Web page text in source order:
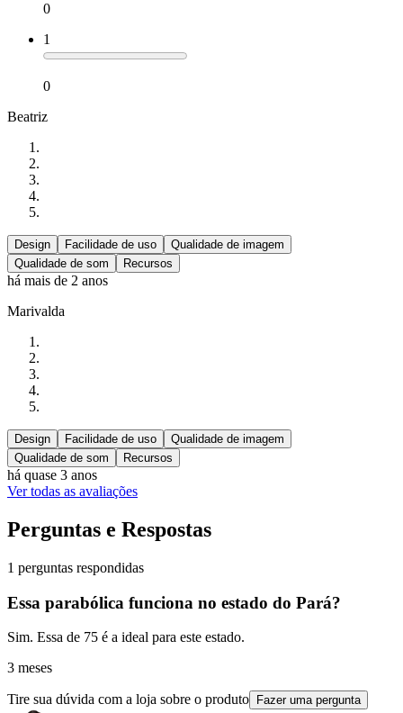
0
1
0
Beatriz
Design Facilidade de uso
Qualidade de imagem
Qualidade de som
Recursos
há mais de 2 anos
Marivalda
Design Facilidade de uso
Qualidade de imagem
Qualidade de som
Recursos
há quase 3 anos
Ver todas as avaliações
Perguntas e Respostas
1 perguntas respondidas
Essa parabólica funciona no estado do Pará?
Sim. Essa de 75 é a ideal para este estado.
3 meses
Tire sua dúvida com a loja sobre o produto Fazer uma pergunta